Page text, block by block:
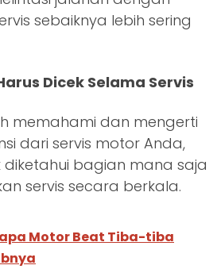
sebaiknya lebih sering
Dicek Selama Servis
memahami dan mengerti
dari servis motor Anda,
bagian mana saja
servis secara berkala.
Motor Beat Tiba-tiba